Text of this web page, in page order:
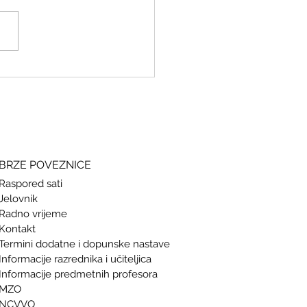
BRZE POVEZNICE
Raspored sati
Radno vrijeme
Kontakt
dodatne i dopunske nastave
Informacije razrednika i učiteljica
Informacije predmetnih profesora
MZO